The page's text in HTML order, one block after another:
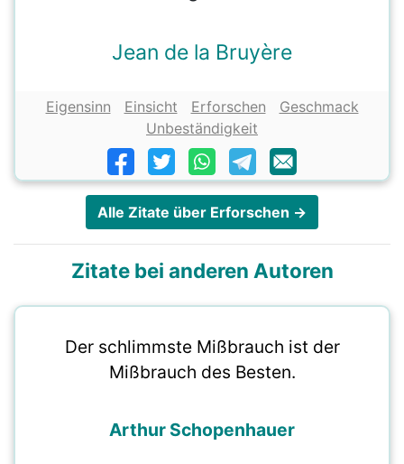
Jean de la Bruyère
Eigensinn Einsicht Erforschen
Geschmack
Unbeständigkeit
Alle Zitate über Erforschen →
Zitate bei anderen Autoren
Der schlimmste Mißbrauch ist der
Mißbrauch des Besten.
Arthur Schopenhauer